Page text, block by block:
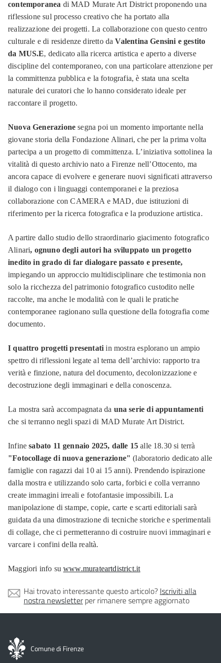
contemporanea di MAD Murate Art District proponendo una
riflessione sul processo creativo che ha portato alla
realizzazione dei progetti. La collaborazione con questo centro
culturale e di residenze diretto daValentina Gensini e gestito
da MUS.E, dedicato alla ricerca artistica e aperto a diverse
discipline del contemporaneo, con una particolare attenzione per
la committenza pubblica e la fotografia, è stata una scelta
naturale dei curatori che lo hanno considerato ideale per
raccontare il progetto.
Nuova Generazionesegna poi un momento importante nella
giovane storia della Fondazione Alinari, che per la prima volta
partecipa a un progetto di committenza. L’iniziativa sottolinea la
vitalità di questo archivio nato a Firenze nell’Ottocento, ma
ancora capace di evolvere e generare nuovi significati attraverso
il dialogo con i linguaggi contemporanei e la preziosa
collaborazione con CAMERA e MAD, due istituzioni di
riferimento per la ricerca fotografica e la produzione artistica.
A partire dallo studio dello straordinario giacimento fotografico
Alinari, ognuno degli autori ha sviluppato un progetto
inedito in grado di far dialogare passato e presente,
impiegando un approccio multidisciplinare che testimonia non
solo la ricchezza del patrimonio fotografico custodito nelle
raccolte, ma anche le modalità con le quali le pratiche
contemporanee ragionano sulla questione della fotografia come
documento.
I quattro progetti presentatiin mostra esplorano un ampio
spettro di riflessioni legate al tema dell’archivio: rapporto tra
verità e finzione, natura del documento, decolonizzazione e
decostruzione degli immaginari e della conoscenza.
La mostra sarà accompagnata da una serie di appuntamenti
che si terranno negli spazi di MAD Murate Art District.
Infine sabato 11 gennaio 2025, dalle 15alle 18.30 si terrà
"Fotocollage di nuova generazione" (laboratorio dedicato alle
famiglie con ragazzi dai 10 ai 15 anni). Prendendo ispirazione
dalla mostra e utilizzando solo carta, forbici e colla verranno
create immagini irreali e fotofantasie impossibili. La
manipolazione di stampe, copie, carte e scarti editoriali sarà
guidata da una dimostrazione di tecniche storiche e sperimentali
di collage, che ci permetteranno di costruire nuovi immaginari e
varcare i confini della realtà.
Maggiori info suwww.murateartdistrict.it
Hai trovato interessante questo articolo? Iscriviti alla
nostra newsletterper rimanere sempre aggiornato
Comune di Firenze